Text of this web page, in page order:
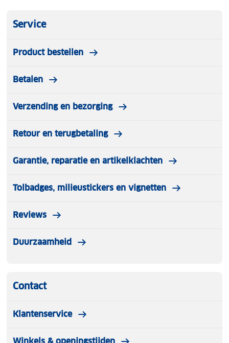
Service
Product bestellen
Betalen
Verzending en bezorging
Retour en terugbetaling
Garantie, reparatie en artikelklachten
Tolbadges, milieustickers en vignetten
Reviews
Duurzaamheid
Contact
Klantenservice